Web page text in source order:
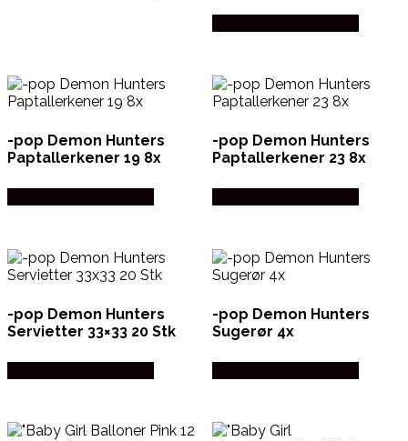
-pop Demon Hunters
Paptallerkener 19 8x
-pop Demon Hunters
Paptallerkener 23 8x
-pop Demon Hunters
Servietter 33×33 20 Stk
-pop Demon Hunters
Sugerør 4x